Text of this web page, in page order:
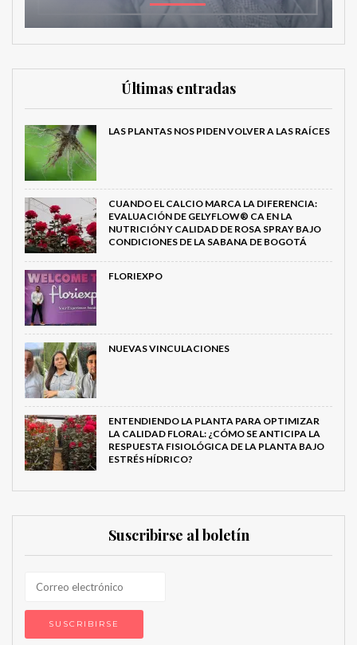
Últimas entradas
LAS PLANTAS NOS PIDEN VOLVER A LAS RAÍCES
CUANDO EL CALCIO MARCA LA DIFERENCIA:
EVALUACIÓN DE GELYFLOW® CA EN LA
NUTRICIÓN Y CALIDAD DE ROSA SPRAY BAJO
CONDICIONES DE LA SABANA DE BOGOTÁ
FLORIEXPO
NUEVAS VINCULACIONES
ENTENDIENDO LA PLANTA PARA OPTIMIZAR
LA CALIDAD FLORAL: ¿CÓMO SE ANTICIPA LA
RESPUESTA FISIOLÓGICA DE LA PLANTA BAJO
ESTRÉS HÍDRICO?
Suscribirse al boletín